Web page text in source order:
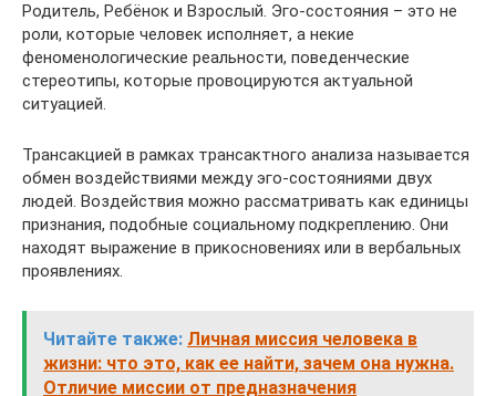
Родитель, Ребёнок и Взрослый. Эго-состояния – это не
роли, которые человек исполняет, а некие
феноменологические реальности, поведенческие
стереотипы, которые провоцируются актуальной
ситуацией.
Трансакцией в рамках трансактного анализа называется
обмен воздействиями между эго-состояниями двух
людей. Воздействия можно рассматривать как единицы
признания, подобные социальному подкреплению. Они
находят выражение в прикосновениях или в вербальных
проявлениях.
Читайте также: Личная миссия человека в
жизни: что это, как ее найти, зачем она нужна.
Отличие миссии от предназначения